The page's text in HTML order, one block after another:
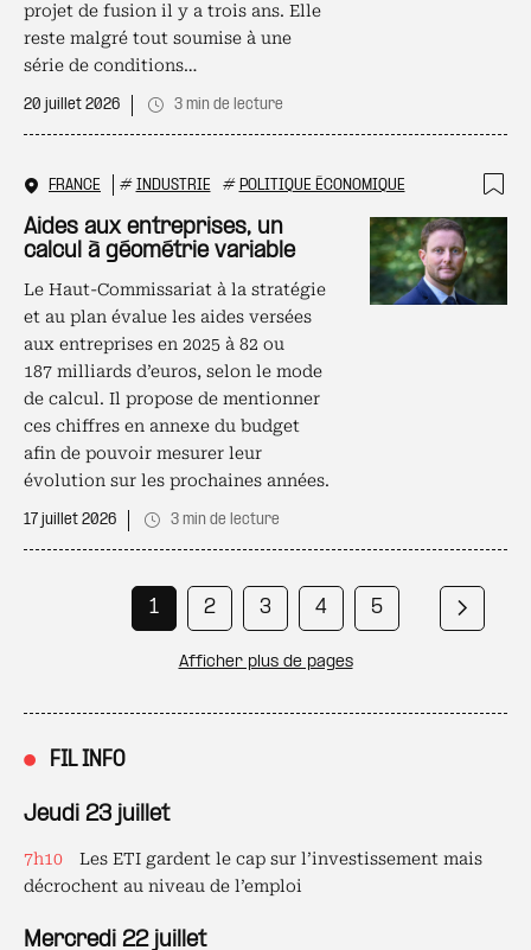
projet de fusion il y a trois ans. Elle
reste malgré tout soumise à une
série de conditions…
20 juillet 2026 3 min de lecture
FRANCE # INDUSTRIE # POLITIQUE ÉCONOMIQUE
Aides aux entreprises, un
calcul à géométrie variable
Le Haut-Commissariat à la stratégie
et au plan évalue les aides versées
aux entreprises en 2025 à 82 ou
187 milliards d’euros, selon le mode
de calcul. Il propose de mentionner
ces chiffres en annexe du budget
afin de pouvoir mesurer leur
évolution sur les prochaines années.
17 juillet 2026 3 min de lecture
Page
Page courante
1 Page
2 Page
3 Page
4 Page
5
Page Page
7 Page
8 Page
9
Page … Page … Page
Afficher plus de pages
FIL INFO
Jeudi 23 juillet
7h10
Les ETI gardent le cap sur l’investissement mais
décrochent au niveau de l’emploi
Mercredi 22 juillet